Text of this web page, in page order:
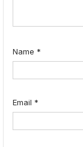
Name *
Email *